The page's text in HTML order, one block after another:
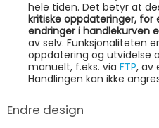
hele tiden. Det betyr at
kritiske oppdateringer, for
endringer i handlekurven
av selv. Funksjonaliteten
oppdatering og utvidelse
manuelt, f.eks. via FTP, av
Handlingen kan ikke
Endre design